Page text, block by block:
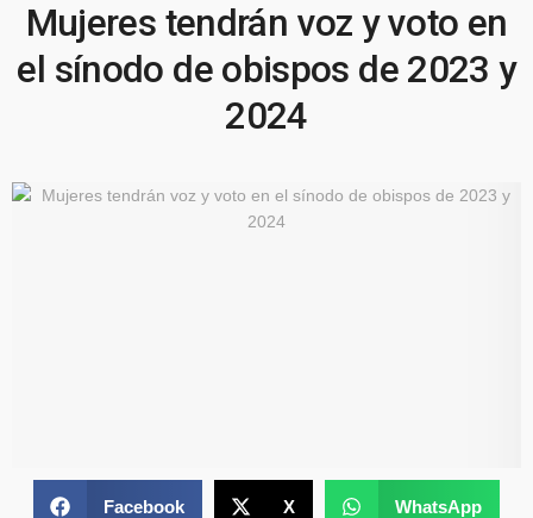
Mujeres tendrán voz y voto en
el sínodo de obispos de 2023 y
2024
Facebook X WhatsApp